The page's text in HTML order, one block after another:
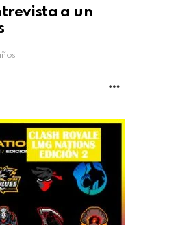
a un